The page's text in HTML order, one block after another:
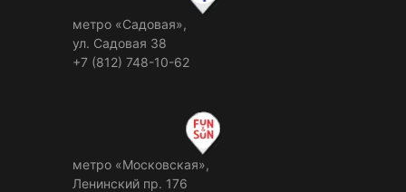
метро «Садовая»,
ул. Садовая 38
+7 (812) 748-10-62
метро «Московская»,
Ленинский пр. 176